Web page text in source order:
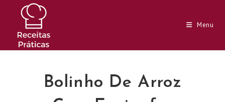
conteúdo
Menu
Bolinho De Arroz